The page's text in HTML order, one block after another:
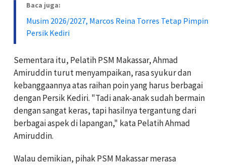
Baca juga:
Musim 2026/2027, Marcos Reina Torres Tetap Pimpin
Persik Kediri
Sementara itu, Pelatih PSM Makassar, Ahmad
Amiruddin turut menyampaikan, rasa syukur dan
kebanggaannya atas raihan poin yang harus berbagai
dengan Persik Kediri. "Tadi anak-anak sudah bermain
dengan sangat keras, tapi hasilnya tergantung dari
berbagai aspek di lapangan," kata Pelatih Ahmad
Amiruddin.
Walau demikian, pihak PSM Makassar merasa